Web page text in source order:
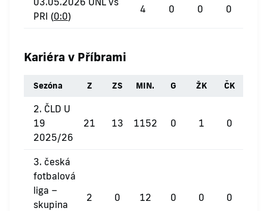
PRI (0:0)
4 0 0 0
Kariéra v Příbrami
Sezóna Z ZS MIN. G ŽK ČK
2. ČLD U
19
2025/26
21 13 1152 0 1 0
3. česká
fotbalová
liga –
skupina
2 0 12 0 0 0